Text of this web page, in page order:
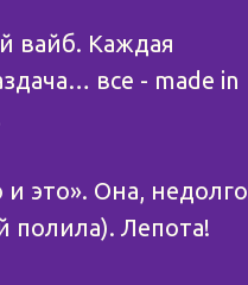
вайб. Каждая
все - made in
и это». Она, недолго
полила). Лепота!